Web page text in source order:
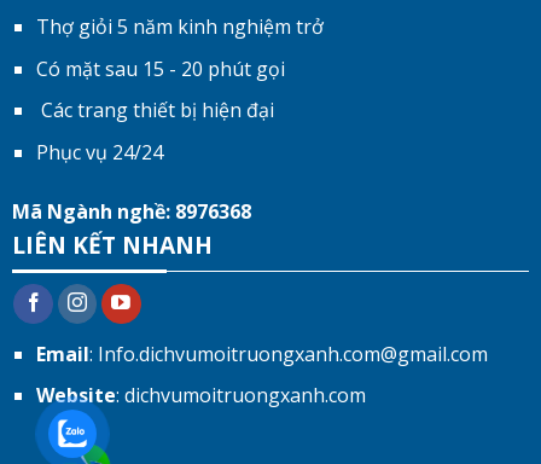
Thợ giỏi 5 năm kinh nghiệm trở
Có mặt sau 15 - 20 phút gọi
Các trang thiết bị hiện đại
Phục vụ 24/24
Mã Ngành nghề: 8976368
LIÊN KẾT NHANH
Email: Info.dichvumoitruongxanh.com@gmail.com
Website: dichvumoitruongxanh.com